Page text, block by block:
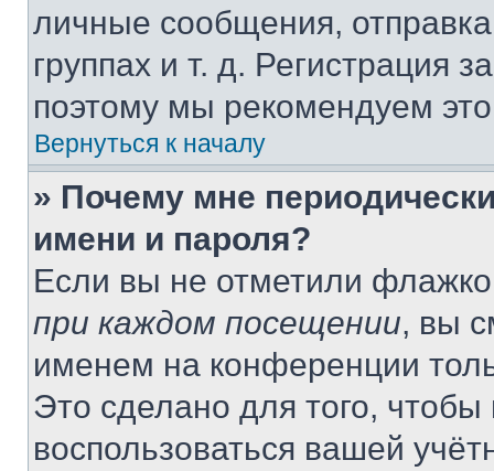
личные сообщения,
группах и т. д. Регистрация
поэтому мы рекомендуем
Вернуться к началу
» Почему мне
имени и пароля?
Если вы не отметили
при каждом посещении, вы
именем на конференции
Это сделано для того, чтобы
воспользоваться вашей